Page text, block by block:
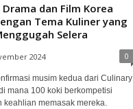
Drama dan Film Korea
Tema Kuliner yang
Selera
2024 0
musim kedua dari Culinary
mana 100 koki berkompetisi
keahlian memasak mereka.